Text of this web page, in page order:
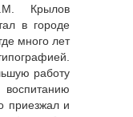
Крылов
в городе
много лет
работу
приезжал и